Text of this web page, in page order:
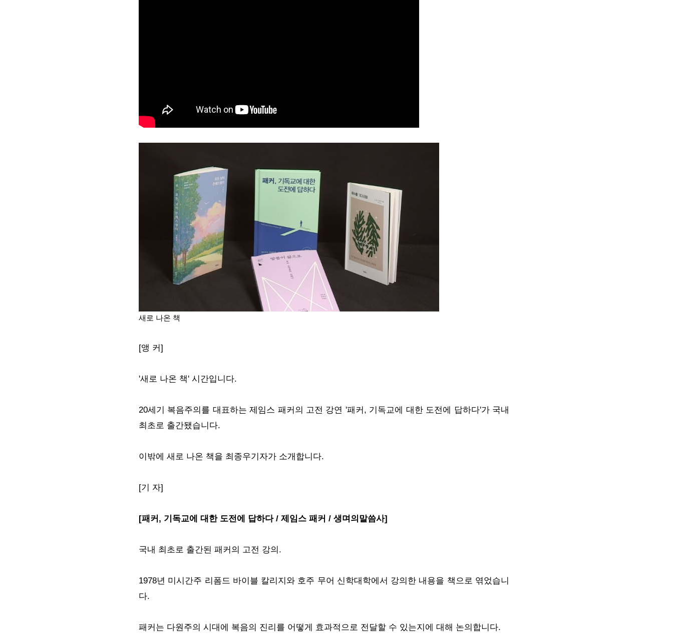
새로 나온 책
[앵 커]
'새로 나온 책' 시간입니다.
20세기 복음주의를 대표하는 제임스 패커의 고전 강연 '패커, 기독교에 대한 도전에 답하다'가 국내
최초로 출간됐습니다.
이밖에 새로 나온 책을 최종우기자가 소개합니다.
[기 자]
[패커, 기독교에 대한 도전에 답하다 / 제임스 패커 / 생며의말씀사]
국내 최초로 출간된 패커의 고전 강의.
1978년 미시간주 리폼드 바이블 칼리지와 호주 무어 신학대학에서 강의한 내용을 책으로 엮었습니
다.
패커는 다원주의 시대에 복음의 진리를 어떻게 효과적으로 전달할 수 있는지에 대해 논의합니다.